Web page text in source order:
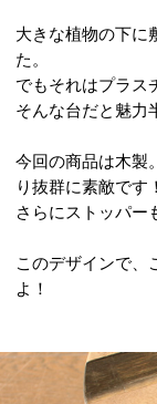
大きな植物の下に
た。
でもそれはプラス
そんな台だと魅力
今回の商品は木製
り抜群に素敵です！
さらにストッパー
このデザインで、
よ！